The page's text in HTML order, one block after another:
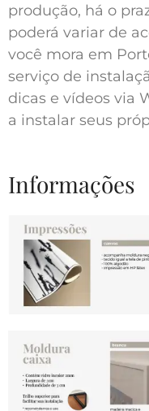
produção, há o
poderá variar de
você mora em
serviço de
dicas e vídeos via
a instalar seus
Informações